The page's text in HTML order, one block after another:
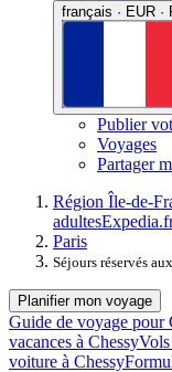
français · EUR ·
Publier
Voyages
Partager
Région Île-de-
adultes
Paris
Séjours réservés
Planifier mon voyage
Guide de voyage pour
vacances à Chessy
voiture à Chessy